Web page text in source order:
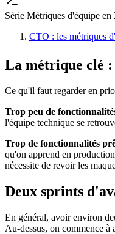
Série Métriques d'équipe en
CTO : les métriques
La métrique clé
Ce qu'il faut regarder en
Trop peu de
l'équipe technique se
Trop de fonctionnalités
qu'on apprend en
nécessite de revoir les
Deux sprints
En général, avoir environ
Au-dessus, on commence